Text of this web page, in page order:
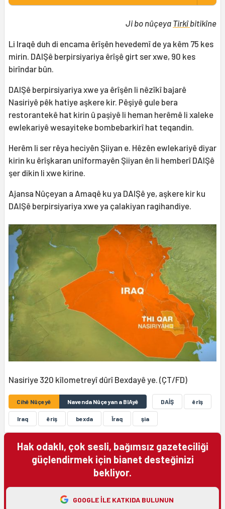
Ji bo nûçeya Tirkîbitikîne
Li Iraqê duh di encama êrîşên hevedemî de ya kêm 75 kes
mirin. DAIŞê berpirsiyariya êrîşê girt ser xwe, 90 kes
birîndar bûn.
DAIŞê berpirsiyariya xwe ya êrîşên li nêzîkî bajarê
Nasiriyê pêk hatiye aşkere kir. Pêşiyê gule bera
restorantekê hat kirin û paşiyê li heman herêmê li xaleke
ewlekariyê wesayiteke bombebarkirî hat teqandin.
Herêm li ser rêya heciyên Şiiyan e. Hêzên ewlekariyê diyar
kirin ku êrîşkaran unîformayên Şiiyan ên li hemberî DAIŞê
şer dikin li xwe kirine.
Ajansa Nûçeyan a Amaqê ku ya DAIŞê ye, aşkere kir ku
DAIŞê berpirsiyariya xwe ya çalakiyan ragihandiye.
Nasiriye 320 kîlometreyî dûrî Bexdayê ye. (ÇT/FD)
Cihê Nûçeyê Navenda Nûçeyan a BIAyê DAİŞ êrîş
Iraq êriş bexda Îraq şia
Hak odaklı, çok sesli, bağımsız gazeteciliği
güçlendirmek için bianet desteğinizi
bekliyor.
GOOGLE ILE KATKIDA BULUNUN